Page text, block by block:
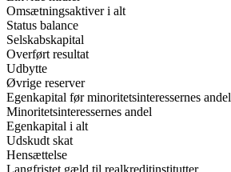
Omsætningsaktiver i alt
Status balance
Selskabskapital
Overført resultat
Udbytte
Øvrige reserver
Egenkapital før minoritetsinteressernes andel
Minoritetsinteressernes andel
Egenkapital i alt
Udskudt skat
Hensættelse
Langfristet gæld til realkreditinstitutter